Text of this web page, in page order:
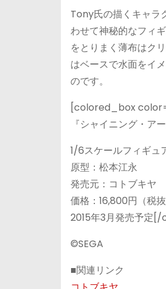
Tony氏の描くキャラ
わせて神秘的なフィ
をとりまく薄布はク
はベースで水面をイ
のです。
[colored_box
『シャイニング・アー
1/6スケールフィギュ
原型：松本江永
発売元：コトブキヤ
価格：16,800円（税抜
2015年3月発売予定
©SEGA
■関連リンク